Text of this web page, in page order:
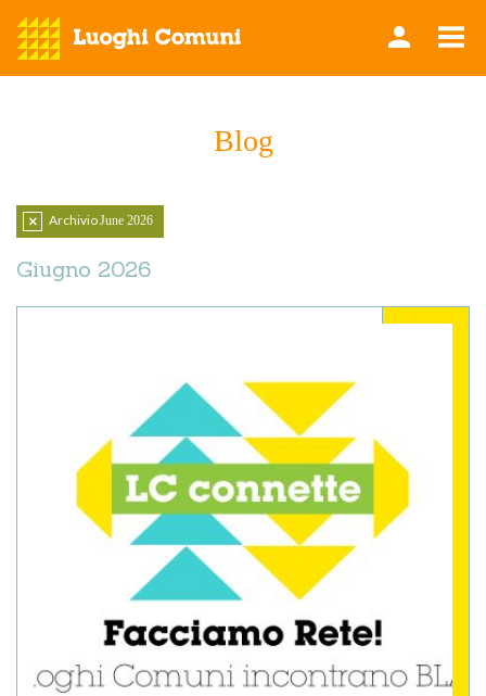
Blog
ArchivioJune 2026
Azzera
filtro
Giugno 2026